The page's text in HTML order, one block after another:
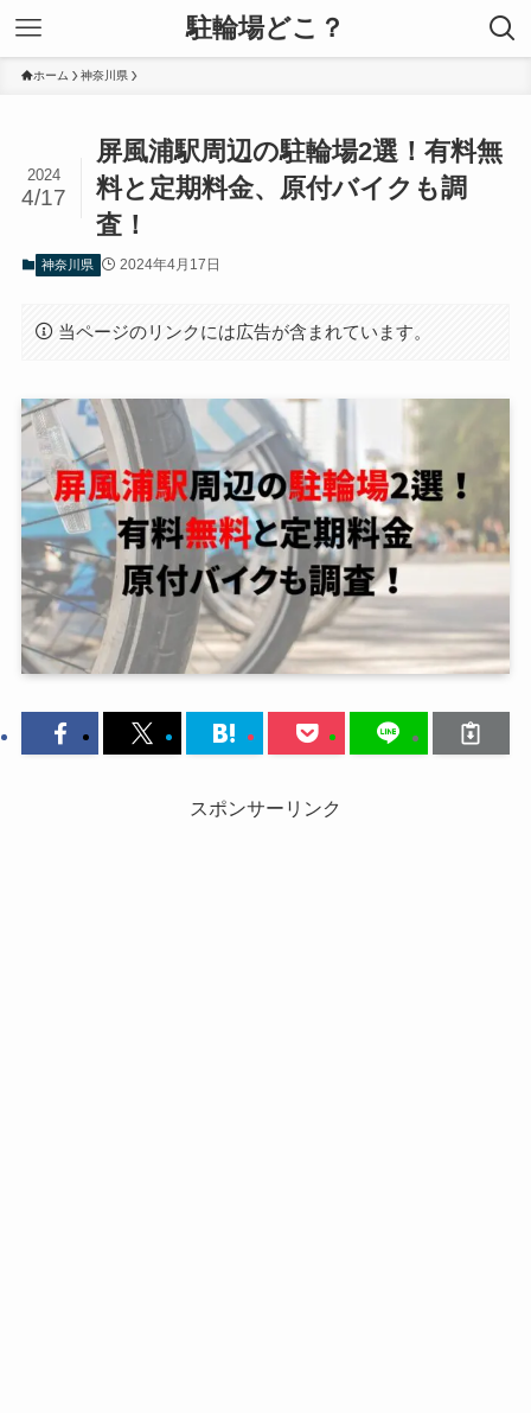
駐輪場どこ？
ホーム 神奈川県
屏風浦駅周辺の駐輪場2選！有料無
料と定期料金、原付バイクも調
査！
2024
4/17
神奈川県 2024年4月17日
当ページのリンクには広告が含まれています。
スポンサーリンク